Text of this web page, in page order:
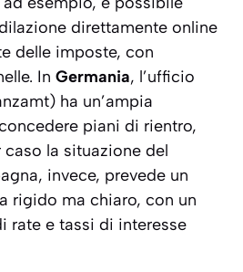
direttamente online
delle imposte, con
In Germania, l’ufficio
ha un’ampia
piani di rientro,
la situazione del
invece, prevede un
rigido ma chiaro, con un
rate e tassi di interesse